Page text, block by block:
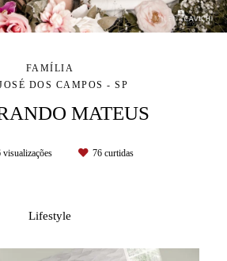
FAMÍLIA
DOS CAMPOS - SP
MATEUS
visualizações 76 curtidas
Lifestyle